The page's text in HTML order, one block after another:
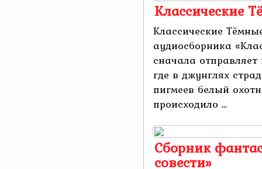
Классические
Классические
аудиосборника
сначала
где в джунглях
пигмеев белый
происходило ...
Сборник
совести»